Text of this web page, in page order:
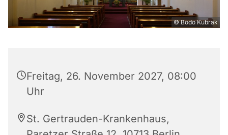
© Bodo Kubrak
Freitag, 26. November 2027, 08:00
Uhr
St. Gertrauden-Krankenhaus,